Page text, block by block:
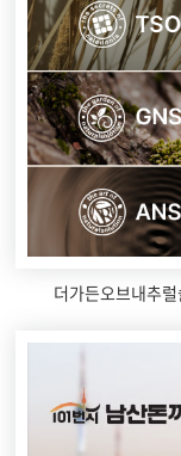
더가든오브내추럴